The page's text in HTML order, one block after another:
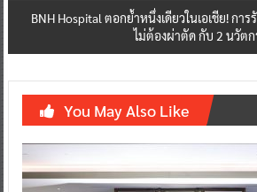
BNH Hospital ตอกย้ำหนึ่งเดียวในเอเชีย! กา
ไม่ต้องผ่าตัด กับ 2 นวัตก
You May Also Like